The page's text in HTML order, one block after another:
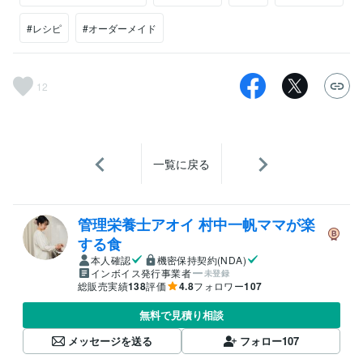
#レシピ #オーダーメイド
12
一覧に戻る
管理栄養士アオイ 村中一帆ママが楽
する食
本人確認
機密保持契約(NDA)
インボイス発行事業者
未登録
総販売実績138評価 4.8フォロワー107
無料で見積り相談
メッセージを送る
フォロー107